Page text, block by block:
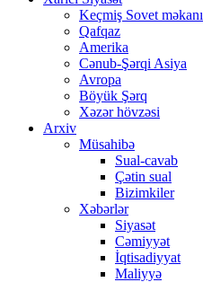
Keçmiş Sovet məkanı
Qafqaz
Amerika
Cənub-Şərqi Asiya
Avropa
Böyük Şərq
Xəzər hövzəsi
Arxiv
Müsahibə
Sual-cavab
Çətin sual
Bizimkiler
Xəbərlər
Siyasət
Cəmiyyət
İqtisadiyyat
Maliyyə